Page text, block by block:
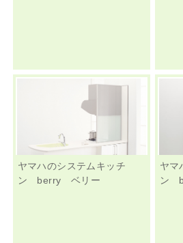
ヤマハのシステムキッチ
ン berry ベリー
ヤマ
ン